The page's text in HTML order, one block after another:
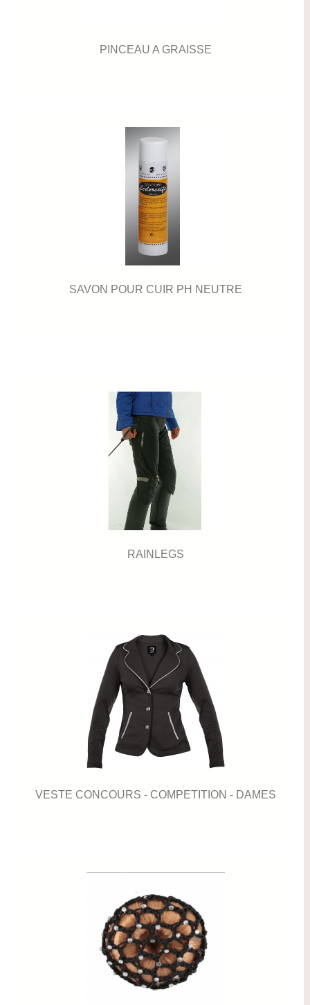
PINCEAU A GRAISSE
SAVON POUR CUIR PH NEUTRE
RAINLEGS
VESTE CONCOURS - COMPETITION - DAMES